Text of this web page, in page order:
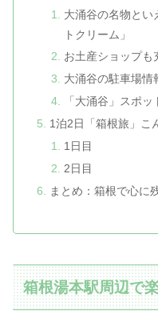
大涌谷の名物とい
トクリーム」
お土産ショップも
大涌谷の駐車場情
「大涌谷」スポッ
1泊2日「箱根旅」こ
1日目
2日目
まとめ：箱根で心に
箱根湯本駅周辺で